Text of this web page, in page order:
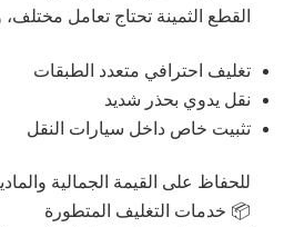
القطع الثمينة تحتاج تعامل مختلف،
تغليف احترافي متعدد الطبقات
نقل يدوي بحذر شديد
تثبيت خاص داخل سيارات النقل
للحفاظ على القيمة الجمالية
📦 خدمات التغليف المتطورة